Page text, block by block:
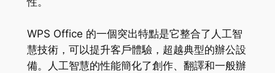
WPS Office 的一個突出特點是它整合了人工智
慧技術，可以提升客戶體驗，超越典型的辦公設
備。人工智慧的性能簡化了創作、翻譯和一般辦